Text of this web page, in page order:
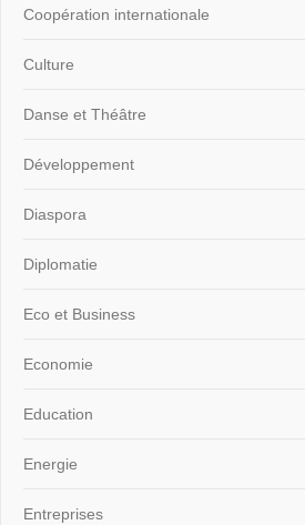
Coopération internationale
Culture
Danse et Théâtre
Développement
Diaspora
Diplomatie
Eco et Business
Economie
Education
Energie
Entreprises